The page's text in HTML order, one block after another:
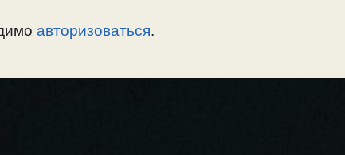
авторизоваться.